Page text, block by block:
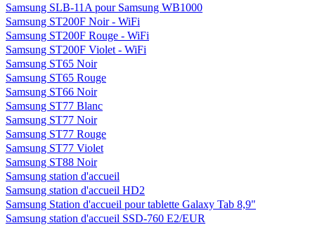
Samsung SLB-11A pour Samsung WB1000
Samsung ST200F Noir - WiFi
Samsung ST200F Rouge - WiFi
Samsung ST200F Violet - WiFi
Samsung ST65 Noir
Samsung ST65 Rouge
Samsung ST66 Noir
Samsung ST77 Blanc
Samsung ST77 Noir
Samsung ST77 Rouge
Samsung ST77 Violet
Samsung ST88 Noir
Samsung station d'accueil
Samsung station d'accueil HD2
Samsung Station d'accueil pour tablette Galaxy Tab 8,9"
Samsung station d'accueil SSD-760 E2/EUR